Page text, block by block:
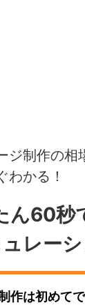
ジ制作の相
わかる！
ん60秒
レー
作は初めて